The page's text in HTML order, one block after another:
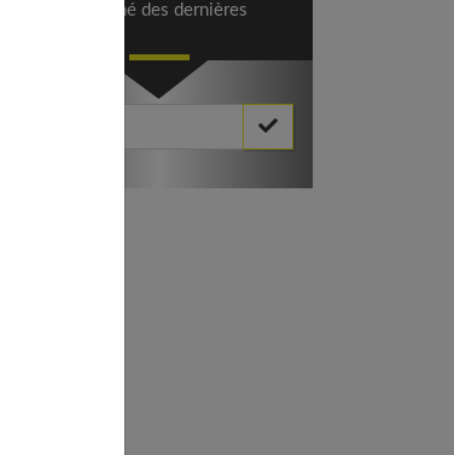
rester informé des dernières